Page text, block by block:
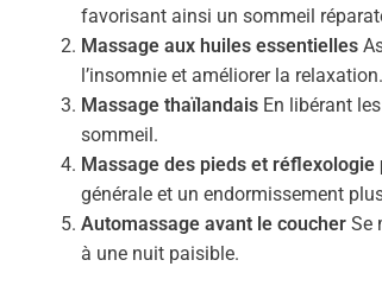
favorisant ainsi un sommeil
Massage aux huiles essentielles
l’insomnie et améliorer la relaxation.
Massage thaïlandais En libérant
sommeil.
Massage des pieds et réflexologie
générale et un endormissement
Automassage avant le coucher Se
à une nuit paisible.